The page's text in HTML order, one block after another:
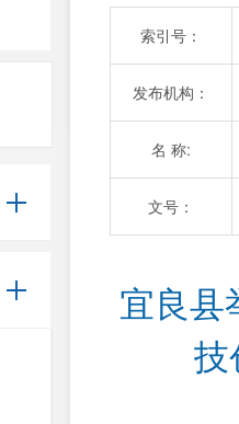
索引号：
发布机构：
名 称:
文号：
宜良县
技